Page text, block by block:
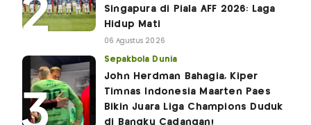
Singapura di Piala AFF 2026: Laga
Hidup Mati
06 Agustus 2026
Sepakbola Dunia
John Herdman Bahagia, Kiper
Timnas Indonesia Maarten Paes
Bikin Juara Liga Champions Duduk
di Bangku Cadangan!